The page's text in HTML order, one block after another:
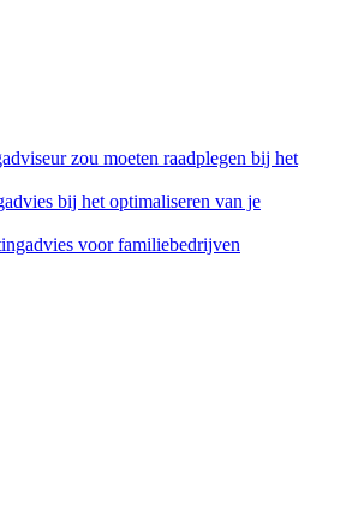
zou moeten raadplegen bij het
bij het optimaliseren van je
voor familiebedrijven